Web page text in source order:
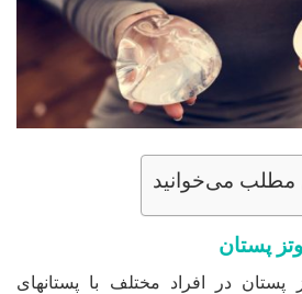
مطلب می‌خوانید
پستان
پستان در افراد مختلف با پستانهای